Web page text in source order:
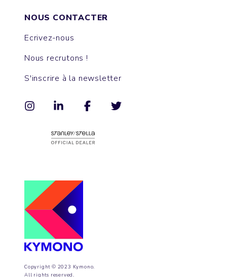
Copyright © 2023 Kymono.
All rights reserved.
NOUS CONTACTER
Ecrivez-nous
Nous recrutons !
S'inscrire à la newsletter